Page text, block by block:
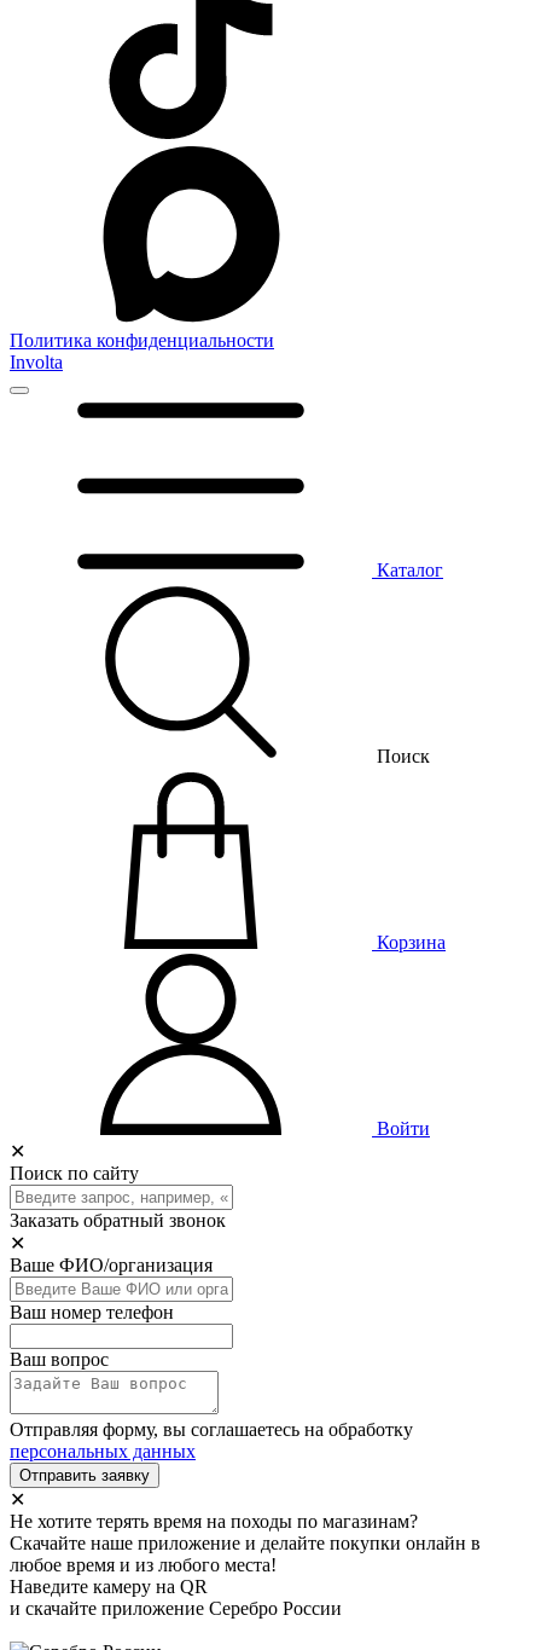
Политика конфиденциальности
Involta
Каталог
Поиск
Корзина
Войти
✕
Поиск по сайту
Заказать обратный звонок
✕
Ваше ФИО/организация
Ваш номер телефон
Ваш вопрос
Отправляя форму, вы соглашаетесь на обработку
персональных данных
Отправить заявку
✕
Не хотите терять время на походы по магазинам?
Скачайте наше приложение и делайте покупки онлайн в
любое время и из любого места!
Наведите камеру на QR
и скачайте приложение Серебро России